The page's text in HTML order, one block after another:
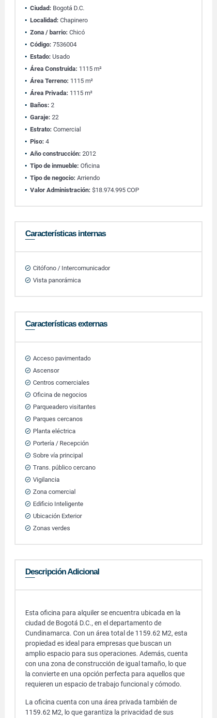
Ciudad: Bogotá D.C.
Localidad: Chapinero
Zona / barrio: Chicó
Código: 7536004
Estado: Usado
Área Construida: 1115 m²
Área Terreno: 1115 m²
Área Privada: 1115 m²
Baños: 2
Garaje: 22
Estrato: Comercial
Piso: 4
Año construcción: 2012
Tipo de inmueble: Oficina
Tipo de negocio: Arriendo
Valor Administración: $18.974.995 COP
Características internas
Citófono / Intercomunicador
Vista panorámica
Características externas
Acceso pavimentado
Ascensor
Centros comerciales
Oficina de negocios
Parqueadero visitantes
Parques cercanos
Planta eléctrica
Portería / Recepción
Sobre vía principal
Trans. público cercano
Vigilancia
Zona comercial
Edificio Inteligente
Ubicación Exterior
Zonas verdes
Descripción Adicional
Esta oficina para alquiler se encuentra ubicada en la
ciudad de Bogotá D.C., en el departamento de
Cundinamarca. Con un área total de 1159.62 M2, esta
propiedad es ideal para empresas que buscan un
amplio espacio para sus operaciones. Además, cuenta
con una zona de construcción de igual tamaño, lo que
la convierte en una opción perfecta para aquellos que
requieren un espacio de trabajo funcional y cómodo.
La oficina cuenta con una área privada también de
1159.62 M2, lo que garantiza la privacidad de sus